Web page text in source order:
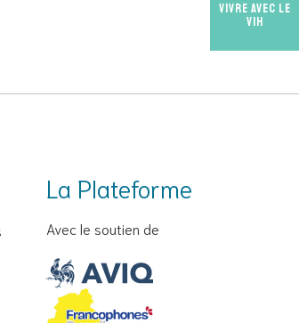
Vivre avec le
VIH
La Plateforme
Avec le soutien de